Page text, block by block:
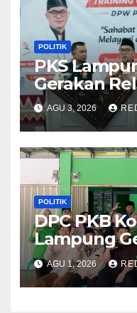
POLITIK
PKS
Gerakan
Pelayanan,
Sahabat
Lampung
AGU 3, 2026
POLITIK
DPC PKB
Lampung
Pengurus,
Konsolidasi
yang
AGU 1, 2026